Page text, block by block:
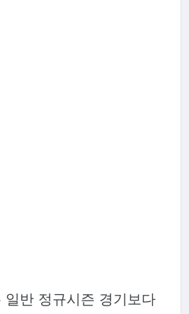
일반 정규시즌 경기보다